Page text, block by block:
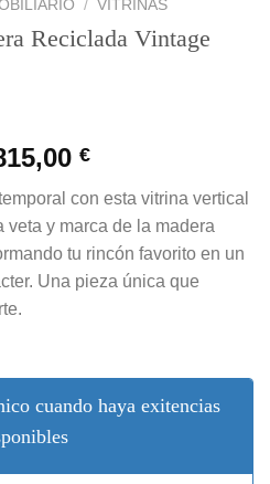
/ VITRINAS
Reciclada Vintage
€.
€El
actual
es:
815,00 €.
con esta vitrina vertical
y marca de la madera
tu rincón favorito en un
Una pieza única que
cuando haya exitencias